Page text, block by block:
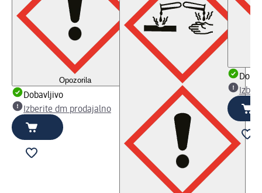
Opozorila
Dobavljivo
Izberite dm prodajalno